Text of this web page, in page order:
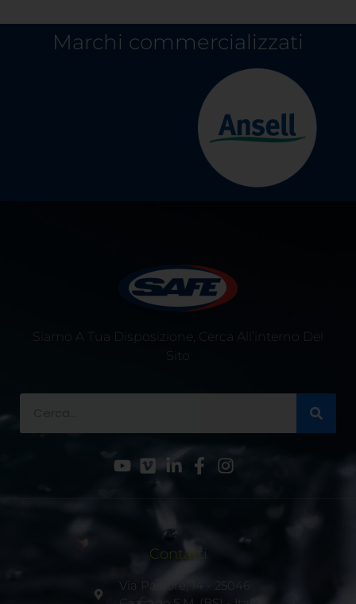
Marchi commercializzati
Siamo A Tua Disposizione, Cerca All’interno Del
Sito
Contatti
Via Pastore, 14 - 25046